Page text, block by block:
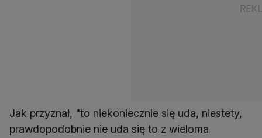
Jak przyznał, "to niekoniecznie się uda, niestety,
prawdopodobnie nie uda się to z wieloma